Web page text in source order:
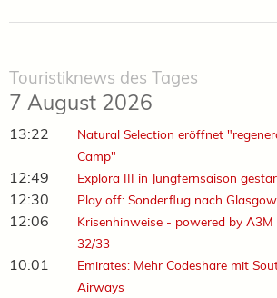
Touristiknews des Tages
7 August 2026
13:22
Natural Selection eröffnet
Camp"
12:49 Explora III in Jungfernsaison
12:30 Play off: Sonderflug nach
12:06
Krisenhinweise - powered by
32/33
10:01
Emirates: Mehr Codeshare mit
Airways